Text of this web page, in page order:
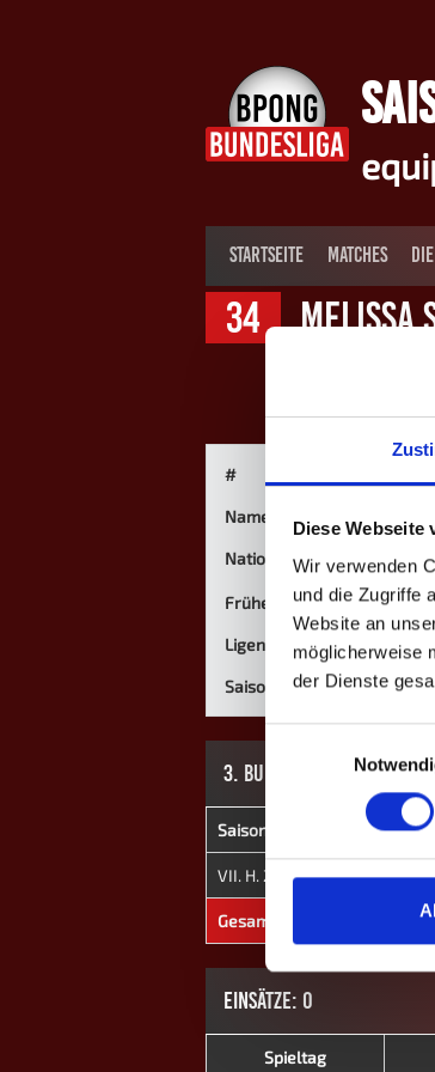
Diese Webseite
Wir verwenden
und die Zugriffe
Website an
möglicherweise
der Dienste
Einwilligungsauswahl
STARTSEITE MATCHES
34 Melissa
#
Name
Nationalität
Frühere Mannschaften
Ligen
Saisons
3. BUNDESLIGA
Saison
VII. H. 2023
Gesamt
EINSÄTZE: 0
Spieltag